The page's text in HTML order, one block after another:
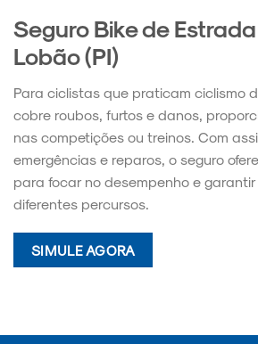
Seguro Bike de
Lobão (PI)
Para ciclistas que praticam ciclismo
cobre roubos, furtos e danos,
nas competições ou treinos. Com
emergências e reparos, o seguro
para focar no desempenho e
diferentes percursos.
SIMULE AGORA